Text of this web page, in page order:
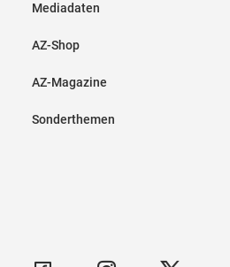
Mediadaten
AZ-Shop
AZ-Magazine
Sonderthemen